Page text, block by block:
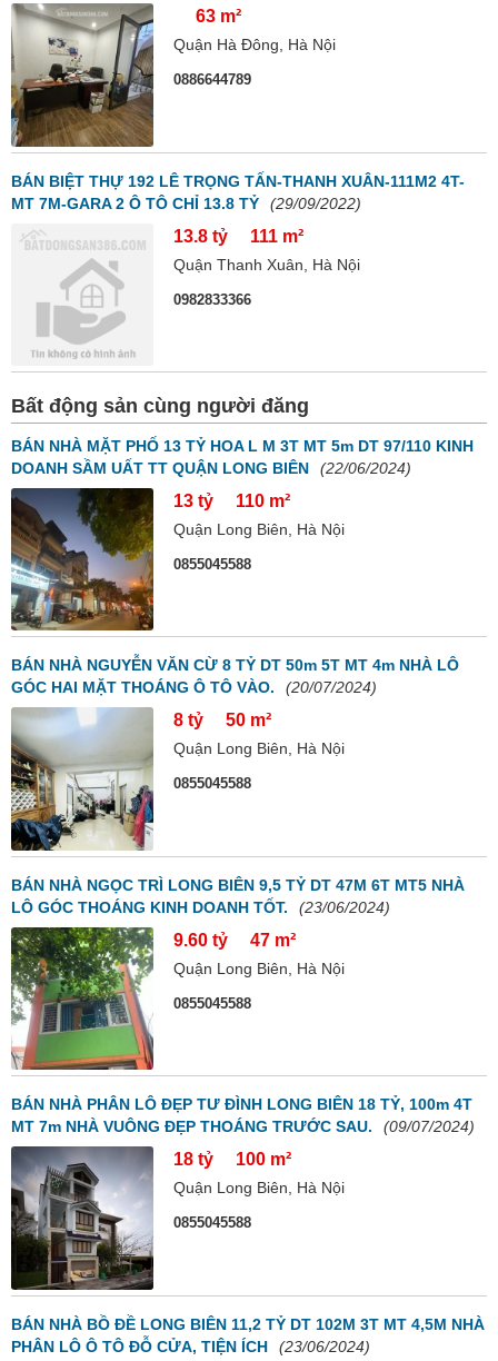
63 m²
Quận Hà Đông, Hà Nội
0886644789
BÁN BIỆT THỰ 192 LÊ TRỌNG TẤN-THANH XUÂN-111M2 4T-
MT 7M-GARA 2 Ô TÔ CHỈ 13.8 TỶ
(29/09/2022)
13.8 tỷ 111 m²
Quận Thanh Xuân, Hà Nội
0982833366
Bất động sản cùng người đăng
BÁN NHÀ MẶT PHỐ 13 TỶ HOA L M 3T MT 5m DT 97/110 KINH
DOANH SẦM UẤT TT QUẬN LONG BIÊN
(22/06/2024)
13 tỷ 110 m²
Quận Long Biên, Hà Nội
0855045588
BÁN NHÀ NGUYỄN VĂN CỪ 8 TỶ DT 50m 5T MT 4m NHÀ LÔ
GÓC HAI MẶT THOÁNG Ô TÔ VÀO.
(20/07/2024)
8 tỷ 50 m²
Quận Long Biên, Hà Nội
0855045588
BÁN NHÀ NGỌC TRÌ LONG BIÊN 9,5 TỶ DT 47M 6T MT5 NHÀ
LÔ GÓC THOÁNG KINH DOANH TỐT.
(23/06/2024)
9.60 tỷ 47 m²
Quận Long Biên, Hà Nội
0855045588
BÁN NHÀ PHÂN LÔ ĐẸP TƯ ĐÌNH LONG BIÊN 18 TỶ, 100m 4T
MT 7m NHÀ VUÔNG ĐẸP THOÁNG TRƯỚC SAU.
(09/07/2024)
18 tỷ 100 m²
Quận Long Biên, Hà Nội
0855045588
BÁN NHÀ BỒ ĐỀ LONG BIÊN 11,2 TỶ DT 102M 3T MT 4,5M NHÀ
PHÂN LÔ Ô TÔ ĐỖ CỬA, TIỆN ÍCH
(23/06/2024)